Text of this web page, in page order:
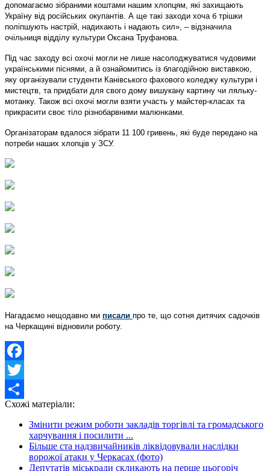
допомагаємо зібраними коштами нашим хлопцям, які захищають
Україну від російських окупантів. А ще такі заходи хоча б трішки
поліпшують настрій, надихають і надають сил», – відзначила
очільниця відділу культури Оксана Труфанова.
Під час заходу всі охочі могли не лише насолоджуватися чудовими
українськими піснями, а й ознайомитись із благодійною виставкою,
яку організували студенти Канівського фахового коледжу культури і
мистецтв, та придбати для свого дому вишукану картину чи ляльку-
мотанку. Також всі охочі могли взяти участь у майстер-класах та
прикрасити своє тіло різнобарвними малюнками.
Організаторам вдалося зібрати 11 100 гривень, які буде передано на
потреби наших хлопців у ЗСУ.
Нагадаємо нещодавно ми писали про те, що сотня дитячих садочків
на Черкащині відновили роботу.
Facebook
Twitter
Share
Схожі матеріали:
Змінити режим роботи закладів торгівлі та громадського
харчування і посилити ...
Більше ста надзвичайників ліквідовували наслідки
ворожої атаки у Черкасах (фото)
Депутатів міськради скликають на перше цьогоріч